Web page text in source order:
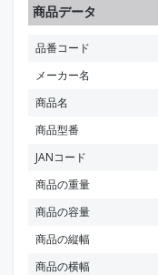
商品データ
品番コード
メーカー名
商品名
商品型番
JANコード
商品の重量
商品の容量
商品の縦幅
商品の横幅